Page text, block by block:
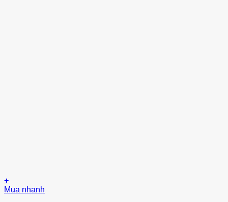
+
Mua nhanh